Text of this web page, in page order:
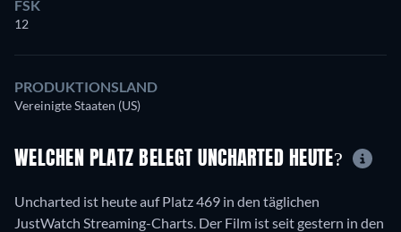
FSK
12
PRODUKTIONSLAND
Vereinigte Staaten (US)
WELCHEN PLATZ BELEGT UNCHARTED HEUTE?
Uncharted ist heute auf Platz 469 in den täglichen
JustWatch Streaming-Charts. Der Film ist seit gestern in den